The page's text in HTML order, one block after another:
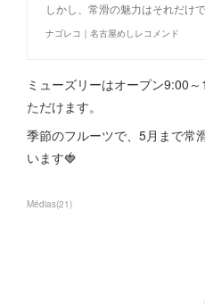
しかし、常滑の魅力はそれだけ
ナゴレコ｜名古屋めしレコメンド
ミューズリーはオープン9:00
ただけます。
季節のフルーツで、5月まで常
います🍓
Médias(21)